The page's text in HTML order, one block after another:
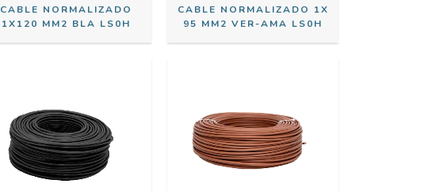
CABLE NORMALIZADO
1X120 MM2 BLA LS0H
CABLE NORMALIZADO 1X
95 MM2 VER-AMA LS0H